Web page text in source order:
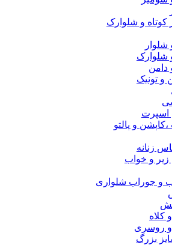
کوتاه و شلوارک
شلوار
شلوارک
دامن
و تونیک
اسپرت
و پالتو
زنانه
زیر و خواب
و جوراب شلواری
کلاه
روسری
بزرگ